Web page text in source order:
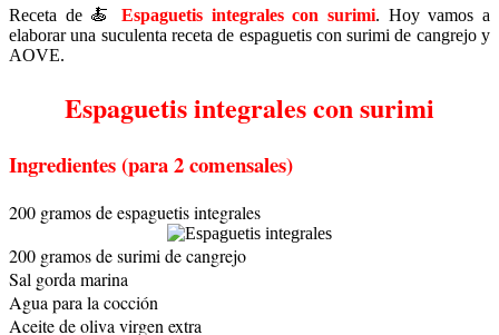
Receta de 🍝 Espaguetis integrales con surimi. Hoy vamos a
elaborar una suculenta receta de espaguetis con surimi de cangrejo y
AOVE.
Espaguetis integrales con surimi
Ingredientes (para 2 comensales)
200 gramos de espaguetis integrales
200 gramos de surimi de cangrejo
Sal gorda marina
Agua para la cocción
Aceite de oliva virgen extra